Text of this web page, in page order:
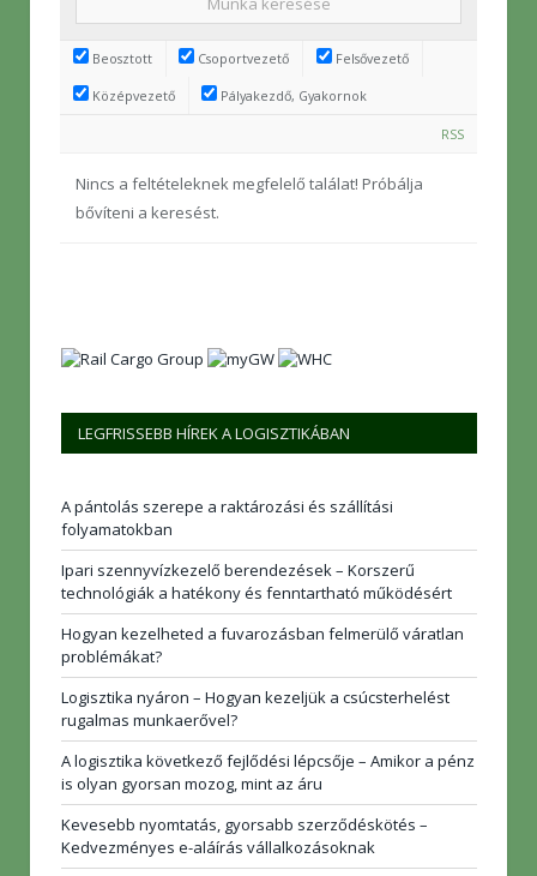
Beosztott Csoportvezető Felsővezető
Középvezető Pályakezdő, Gyakornok
RSS
Nincs a feltételeknek megfelelő találat! Próbálja
bővíteni a keresést.
LEGFRISSEBB HÍREK A LOGISZTIKÁBAN
A pántolás szerepe a raktározási és szállítási
folyamatokban
Ipari szennyvízkezelő berendezések – Korszerű
technológiák a hatékony és fenntartható működésért
Hogyan kezelheted a fuvarozásban felmerülő váratlan
problémákat?
Logisztika nyáron – Hogyan kezeljük a csúcsterhelést
rugalmas munkaerővel?
A logisztika következő fejlődési lépcsője – Amikor a pénz
is olyan gyorsan mozog, mint az áru
Kevesebb nyomtatás, gyorsabb szerződéskötés –
Kedvezményes e-aláírás vállalkozásoknak